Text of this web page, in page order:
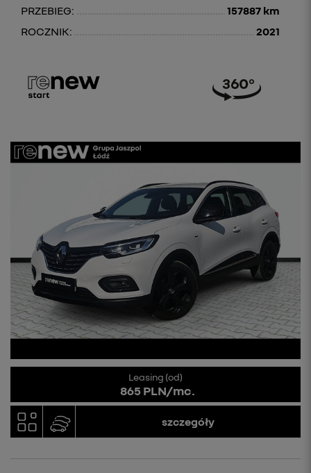
PRZEBIEG:
157887 km
ROCZNIK:
2021
Leasing (od)
865 PLN/mc.
szczegóły